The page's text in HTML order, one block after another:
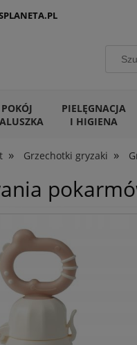
POKÓJ
PIELĘGNACJA
I HIGIENA
» Grzechotki gryzaki »